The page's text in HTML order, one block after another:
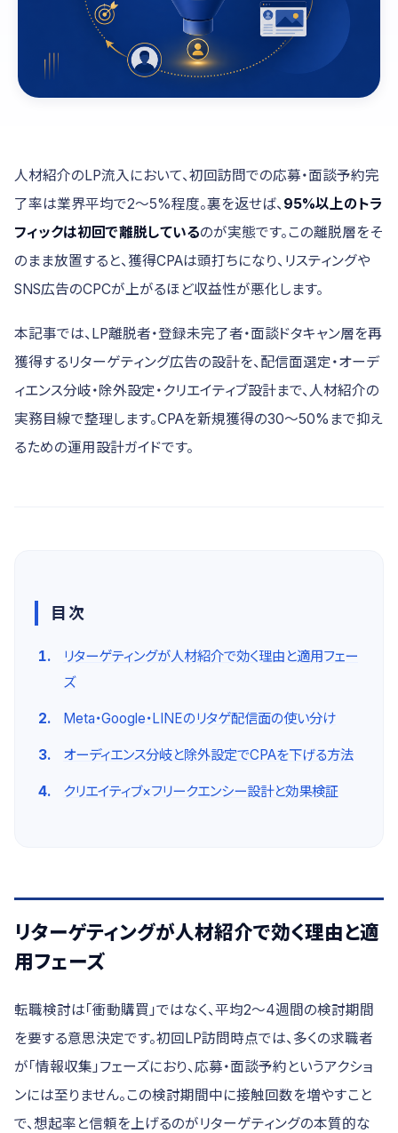
人材紹介のLP流入において、初回訪問での応募・面談予約完
了率は業界平均で2〜5%程度。裏を返せば、 95%以上のトラ
フィックは初回で離脱しているのが実態です。この離脱層をそ
のまま放置すると、獲得CPAは頭打ちになり、リスティングや
SNS広告のCPCが上がるほど収益性が悪化します。
本記事では、LP離脱者・登録未完了者・面談ドタキャン層を再
獲得するリターゲティング広告の設計を、配信面選定・オーデ
ィエンス分岐・除外設定・クリエイティブ設計まで、人材紹介の
実務目線で整理します。CPAを新規獲得の30〜50%まで抑え
るための運用設計ガイドです。
目次
リターゲティングが人材紹介で効く理由と適用フェー
ズ
Meta・Google・LINEのリタゲ配信面の使い分け
オーディエンス分岐と除外設定でCPAを下げる方法
クリエイティブ×フリークエンシー設計と効果検証
リターゲティングが人材紹介で効く理由と適
用フェーズ
転職検討は「衝動購買」ではなく、平均2〜4週間の検討期間
を要する意思決定です。初回LP訪問時点では、多くの求職者
が「情報収集」フェーズにおり、応募・面談予約というアクショ
ンには至りません。この検討期間中に接触回数を増やすこと
で、想起率と信頼を上げるのがリターゲティングの本質的な